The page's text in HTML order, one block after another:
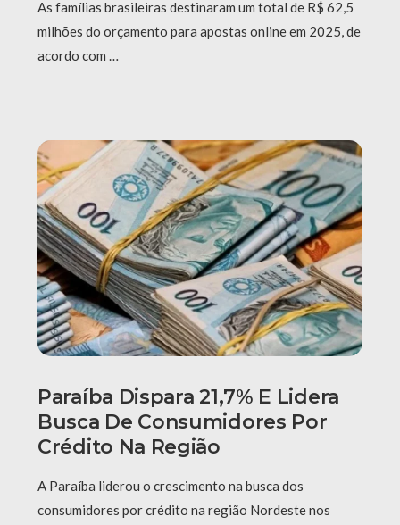
As famílias brasileiras destinaram um total de R$ 62,5
milhões do orçamento para apostas online em 2025, de
acordo com …
Paraíba Dispara 21,7% E Lidera
Busca De Consumidores Por
Crédito Na Região
A Paraíba liderou o crescimento na busca dos
consumidores por crédito na região Nordeste nos